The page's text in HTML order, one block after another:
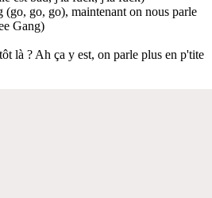
(go, go, go), maintenant on nous parle
Gang)
là ? Ah ça y est, on parle plus en p'tite